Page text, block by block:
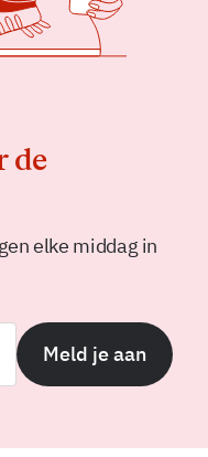
de
elke middag in
Meld je aan